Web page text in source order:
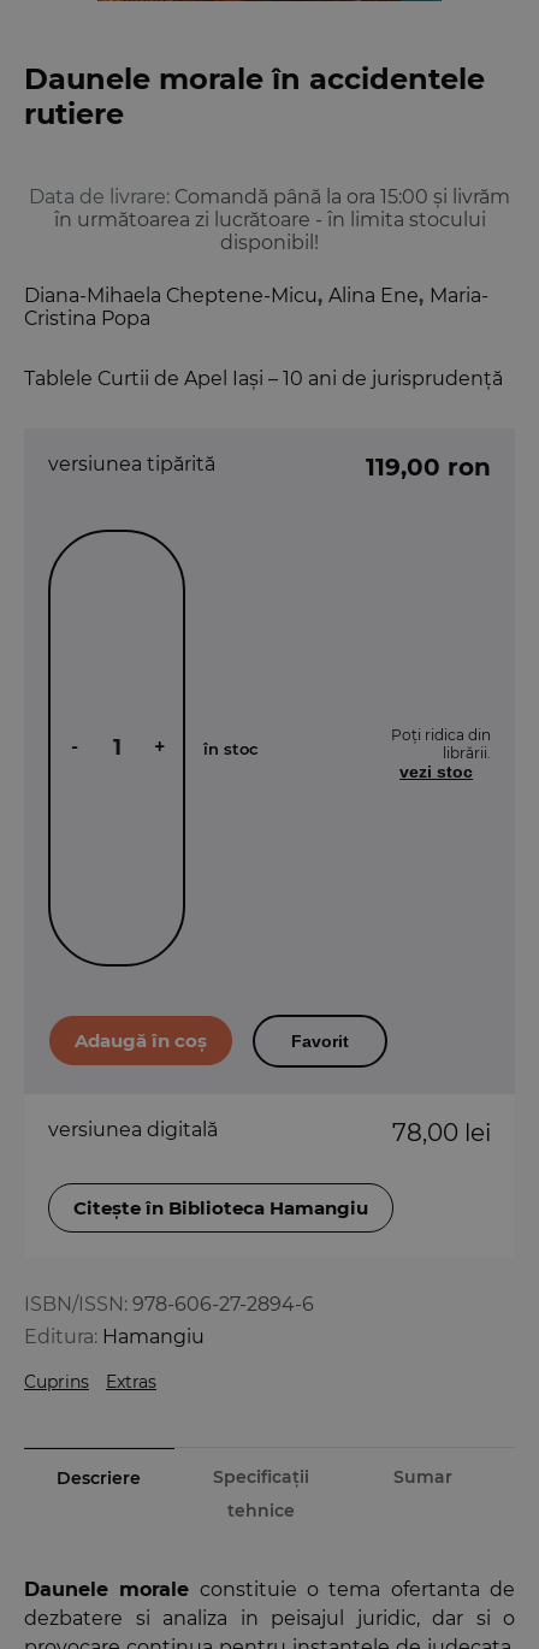
Daunele morale în accidentele
rutiere
Tablele Curtii de Apel Iași – 10 ani de jurisprudență
Diana-Mihaela Cheptene-Micu, Alina Ene, Maria-
Cristina Popa
ISBN/ISSN: 978-606-27-2894-6
Editura: Hamangiu
Data de livrare: Comandă până la ora 15:00 și livrăm
în următoarea zi lucrătoare - în limita stocului
disponibil!
Cuprins Extras
versiunea tipărită 119,00 ron
- + în stoc
Poți ridica din
librării.
vezi stoc
Favorit
versiunea digitală 78,00 lei
Citește în Biblioteca Hamangiu
Descriere
Specificații
tehnice
Sumar
Daunele morale constituie o tema ofertanta de
dezbatere si analiza in peisajul juridic, dar si o